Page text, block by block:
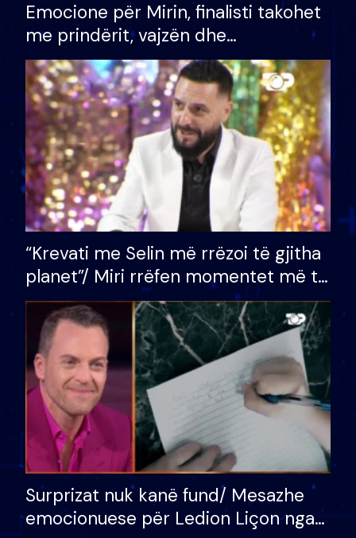
Emocione për Mirin, finalisti takohet
me prindërit, vajzën dhe
bashkëshorten: S’kemi ndonjë letër
divorci apo jo?
“Krevati me Selin më rrëzoi të gjitha
planet”/ Miri rrëfen momentet më të
bukura në shtëpinë e BB VIP: Do më
mungojë zilja e mëngjesit kur…
Surprizat nuk kanë fund/ Mesazhe
emocionuese për Ledion Liçon nga